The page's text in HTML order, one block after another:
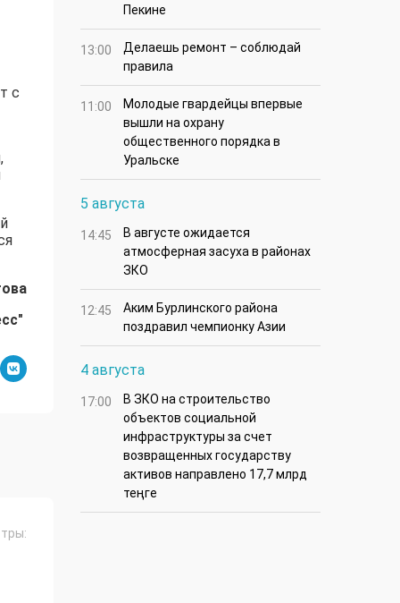
с
Пекине
13:00
Делаешь ремонт – соблюдай
правила
11:00
Молодые гвардейцы впервые
вышли на охрану
общественного порядка в
Уральске
5 августа
14:45
В августе ожидается
атмосферная засуха в районах
ЗКО
12:45
Аким Бурлинского района
поздравил чемпионку Азии
4 августа
17:00
В ЗКО на строительство
объектов социальной
инфраструктуры за счет
возвращенных государству
активов направлено 17,7 млрд
теңге